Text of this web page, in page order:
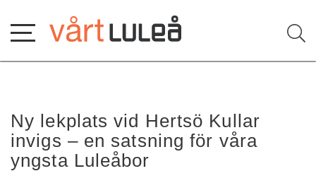
innehåll
Ny lekplats vid Hertsö Kullar
invigs – en satsning för våra
yngsta Luleåbor